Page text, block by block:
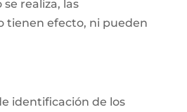
realiza, las
tienen efecto, ni pueden
identificación de los